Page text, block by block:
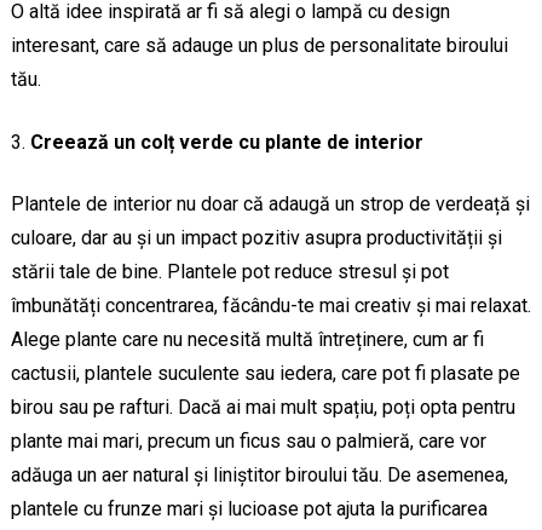
O altă idee inspirată ar fi să alegi o lampă cu design
interesant, care să adauge un plus de personalitate biroului
tău.
Creează un colț verde cu plante de interior
Plantele de interior nu doar că adaugă un strop de verdeață și
culoare, dar au și un impact pozitiv asupra productivității și
stării tale de bine. Plantele pot reduce stresul și pot
îmbunătăți concentrarea, făcându-te mai creativ și mai relaxat.
Alege plante care nu necesită multă întreținere, cum ar fi
cactusii, plantele suculente sau iedera, care pot fi plasate pe
birou sau pe rafturi. Dacă ai mai mult spațiu, poți opta pentru
plante mai mari, precum un ficus sau o palmieră, care vor
adăuga un aer natural și liniștitor biroului tău. De asemenea,
plantele cu frunze mari și lucioase pot ajuta la purificarea